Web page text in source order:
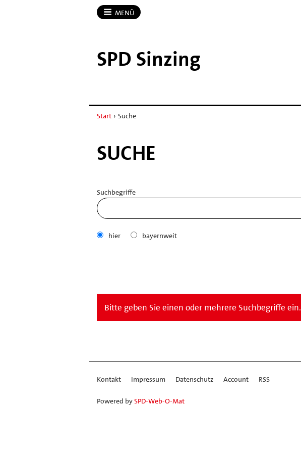
MENÜ
SPD Sinzing
Start › Suche
SUCHE
Suchbegriffe
hier bayernweit
Bitte geben Sie einen oder mehrere Suchbegriffe ein.
Kontakt Impressum Datenschutz Account RSS
Powered bySPD-Web-O-Mat